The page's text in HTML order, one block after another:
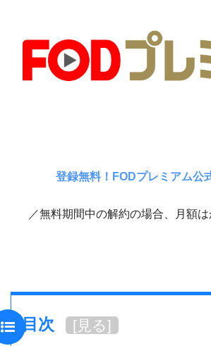
登録無料！FODプレミアム公
／無料期間中の解約の場合、月額は
目次 [見る]